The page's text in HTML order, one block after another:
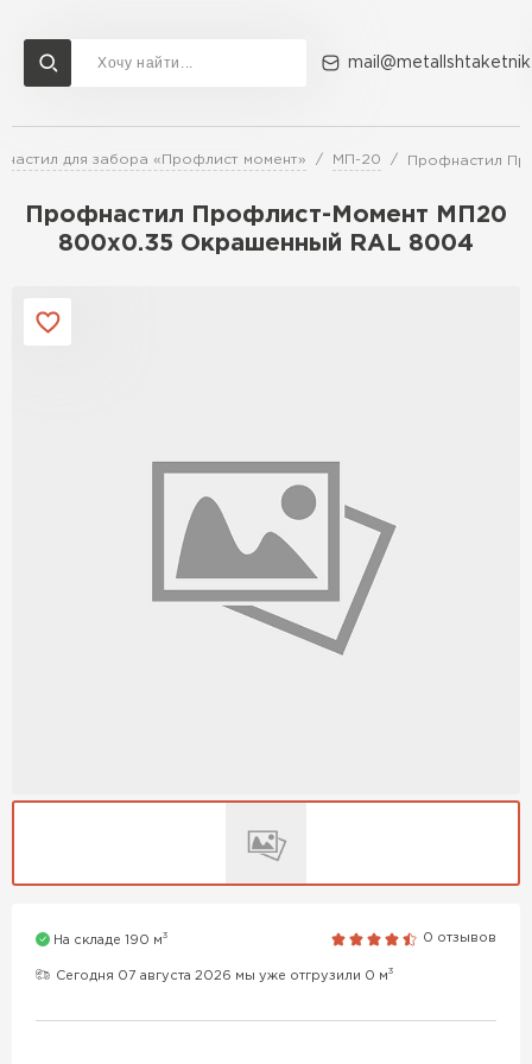
для забора «Профлист момент» МП-20 Профнастил
Профнастил Профлист-Момент МП20
800х0.35 Окрашенный RAL 8004
На складе 190 м3 0 отзывов
Сегодня 07 августа 2026 мы уже отгрузили 0 м3
Доставка и оплата Акции О компании Контакты
Перейти в каталог